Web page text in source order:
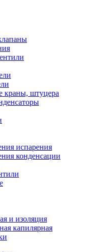
краны, штуцера
испарения
конденсации
и изоляция
капилярная